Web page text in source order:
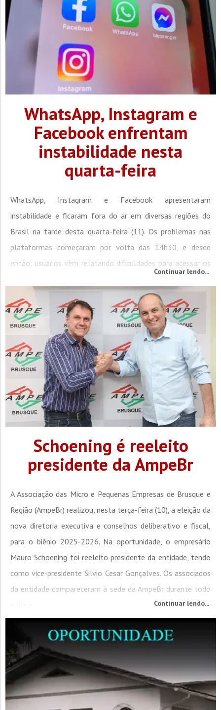
WhatsApp, Instagram e
Facebook enfrentam
instabilidade nesta
quarta-feira
WhatsApp, Instagram e Facebook apresentaram
instabilidade e ficaram fora do ar em diversas regiões do
Brasil na tarde desta quarta-feira (11). Os problemas nas
plataformas começaram por volta das 14h30, e desde
então, usuários vêm relatando dificuldades para acessar os
também há relatos de problemas no Messenger e no
WhatsApp Business. A Meta, empresa responsável...
Continuar lendo...
Schoening é reeleito
presidente da AmpeBr
A Associação das Micro e Pequenas Empresas de Brusque e
Região (AmpeBr) realizou, nesta terça-feira (10), a eleição da
nova diretoria executiva e conselhos deliberativo e fiscal,
para o biênio 2025-2026. Na oportunidade, o empresário
Mauro Schoening foi reeleito presidente da entidade, tendo
como vice-presidente Silvio Cesar Gonçalves. Os associados
da entidade compareceram à sede da AmpeBr durante todo
Continuar lendo...